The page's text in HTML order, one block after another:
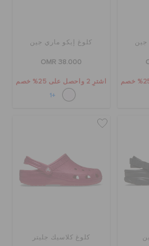
جين كلوغ إيكو ماري جين
OMR 38.000
اشترِ 2 واحصل على 25% خصم
+1
كلوغ كلاسيك جليتر